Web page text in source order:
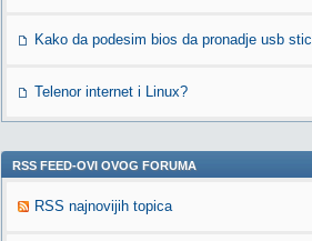
Kako da podesim bios da pronadje usb
Telenor internet i Linux?
RSS FEED-OVI OVOG FORUMA
RSS najnovijih topica